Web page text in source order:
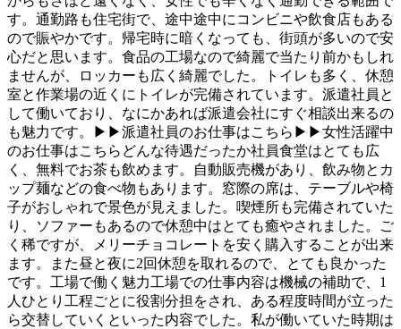
す。通勤路も住宅街で、途中途中にコンビニや飲食店もある
ので賑やかです。帰宅時に暗くなっても、街頭が多いので安
心だと思います。食品の工場なので綺麗で当たり前かもしれ
ませんが、ロッカーも広く綺麗でした。トイレも多く、休憩
室と作業場の近くにトイレが完備されています。派遣社員と
して働いており、なにかあれば派遣会社にすぐ相談出来るの
も魅力です。▶▶派遣社員のお仕事はこちら▶▶女性活躍中
のお仕事はこちらどんな待遇だったか社員食堂はとても広
く、無料でお茶も飲めます。自動販売機があり、飲み物とカ
ップ麺などの食べ物もあります。窓際の席は、テーブルや椅
子がおしゃれで景色が見えました。喫煙所も完備されていた
り、ソファーもあるので休憩中はとても癒やされました。ご
く稀ですが、メリーチョコレートを安く購入することが出来
ます。また昼と夜に2回休憩を取れるので、とても良かった
です。工場で働く魅力工場での仕事内容は機械の補助で、1
人ひとり工程ごとに役割分担をされ、ある程度時間が立った
ら交替していくといった内容でした。私が働いていた時期は